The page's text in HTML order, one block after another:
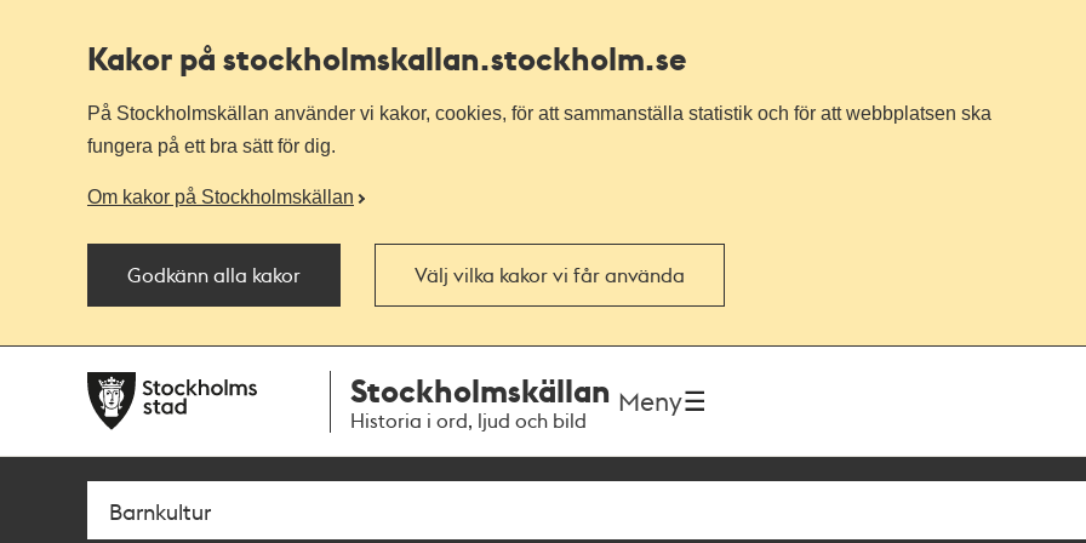
Kakor på stockholmskallan.stockholm.se
På Stockholmskällan använder vi kakor, cookies, för att sammanställa statistik och för att webbplatsen ska
fungera på ett bra sätt för dig.
Om kakor på Stockholmskällan
Godkänn alla kakor Välj vilka kakor vi får använda
navigationen
huvudinnehållet
Stockholmskällan
Historia i ord, ljud och bild
Meny
Sök